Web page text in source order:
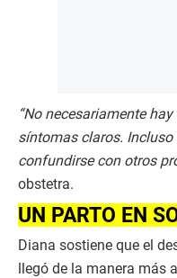
“No necesariamente
síntomas claros.
confundirse con otros
obstetra.
UN PARTO EN
Diana sostiene que el
llegó de la manera más